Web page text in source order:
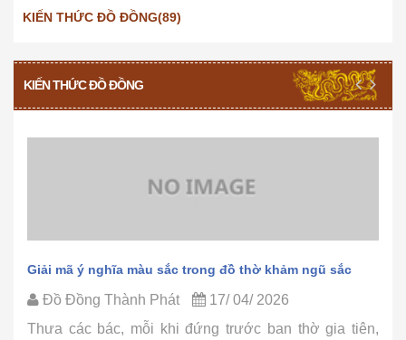
KIẾN THỨC ĐỒ ĐỒNG(89)
KIẾN THỨC ĐỒ ĐỒNG
Giải mã ý nghĩa màu sắc trong đồ thờ khảm ngũ sắc
Đồ Đồng Thành Phát
17/ 04/ 2026
Thưa các bác, mỗi khi đứng trước ban thờ gia tiên,